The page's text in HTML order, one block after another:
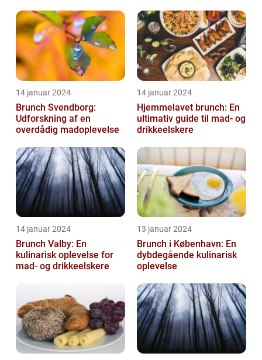
14 januar 2024
Brunch Svendborg:
Udforskning af en
overdådig madoplevelse
14 januar 2024
Hjemmelavet brunch: En
ultimativ guide til mad- og
drikkeelskere
14 januar 2024
Brunch Valby: En
kulinarisk oplevelse for
mad- og drikkeelskere
13 januar 2024
Brunch i København: En
dybdegående kulinarisk
oplevelse